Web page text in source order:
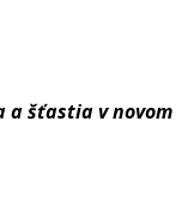
a šťastia v novom